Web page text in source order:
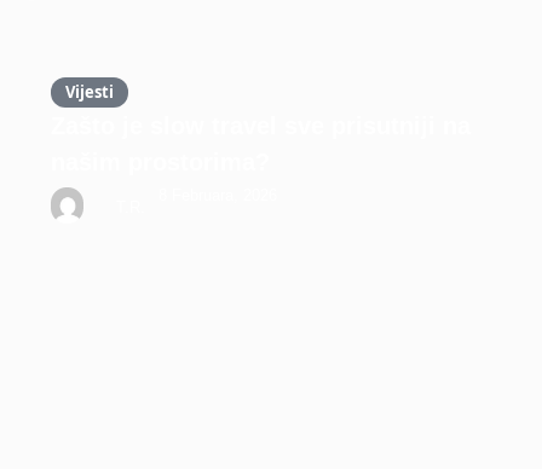
Vijesti